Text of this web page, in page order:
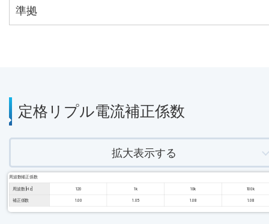
準拠
定格リプル電流補正係数
拡大表示する
周波数補正係数
周波数 [Hz] 120 1k 10k 100k
補正係数 1.00 1.05 1.08 1.08